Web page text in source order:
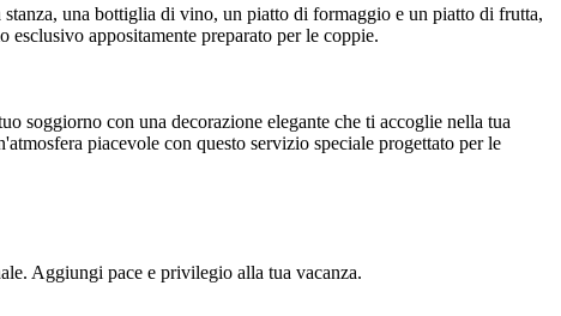
una bottiglia di vino, un piatto di formaggio e un piatto di frutta,
appositamente preparato per le coppie.
soggiorno con una decorazione elegante che ti accoglie nella tua
piacevole con questo servizio speciale progettato per le
Aggiungi pace e privilegio alla tua vacanza.